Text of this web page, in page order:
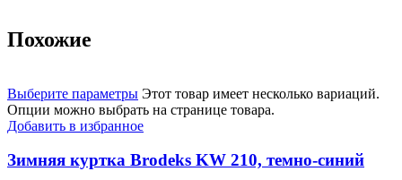
Похожие
Выберите параметры Этот товар имеет несколько вариаций.
Опции можно выбрать на странице товара.
Добавить в избранное
Зимняя куртка Brodeks KW 210, темно-синий